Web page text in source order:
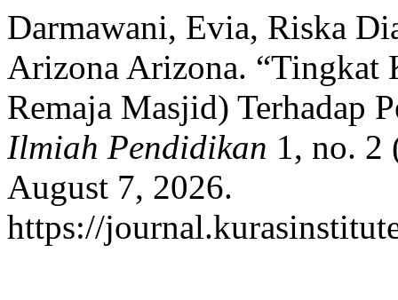
Darmawani, Evia, Riska
Arizona Arizona. “Tingkat
Remaja Masjid) Terhadap
Ilmiah Pendidikan 1, no. 2
August 7, 2026.
https://